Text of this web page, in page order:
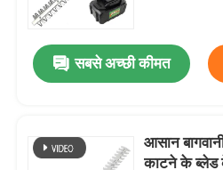
सबसे अच्छी कीमत
आसान
काटने के ब्लेड